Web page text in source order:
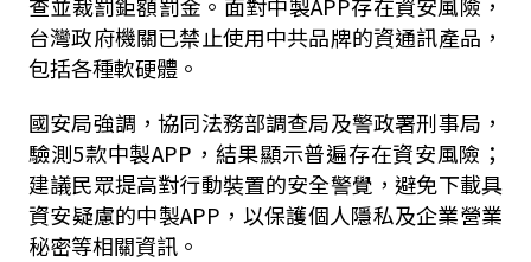
台灣政府機關已禁止使用中共品牌的資通訊產品，
包括各種軟硬體。
國安局強調，協同法務部調查局及警政署刑事局，
驗測5款中製APP ，結果顯示普遍存在資安風險；
建議民眾提高對行動裝置的安全警覺，避免下載具
資安疑慮的中製APP ，以保護個人隱私及企業營業
秘密等相關資訊。